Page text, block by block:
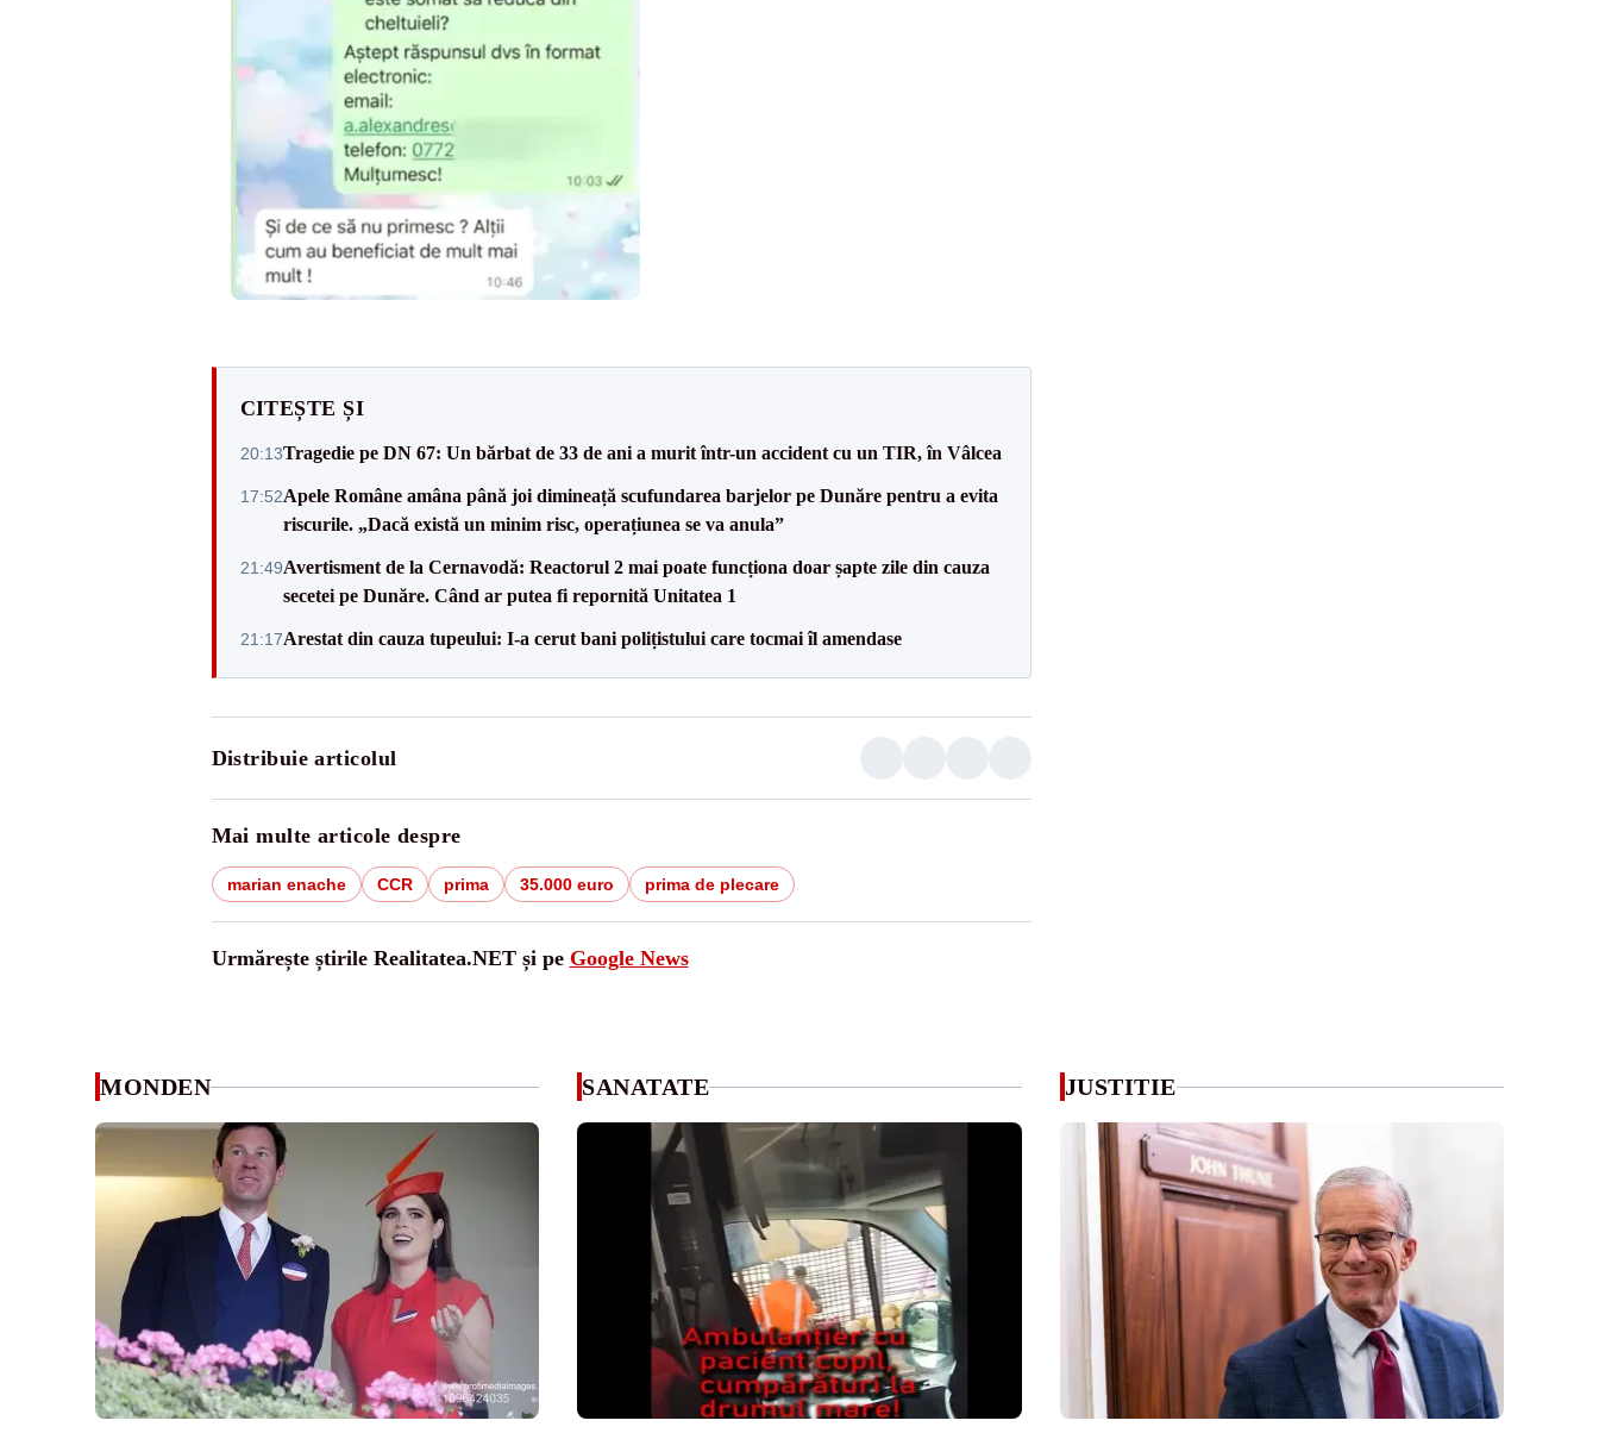
CITEȘTE ȘI
20:13Tragedie pe DN 67: Un bărbat de 33 de ani a murit într-un accident cu un TIR, în Vâlcea
17:52Apele Române amâna până joi dimineață scufundarea barjelor pe Dunăre pentru a evita
riscurile. „Dacă există un minim risc, operațiunea se va anula”
21:49Avertisment de la Cernavodă: Reactorul 2 mai poate funcționa doar șapte zile din cauza
secetei pe Dunăre. Când ar putea fi repornită Unitatea 1
21:17Arestat din cauza tupeului: I-a cerut bani polițistului care tocmai îl amendase
Distribuie articolul
Mai multe articole despre
marian enache CCR prima 35.000 euro prima de plecare
Urmărește știrile Realitatea.NET și pe Google News
MONDEN SANATATE JUSTITIE